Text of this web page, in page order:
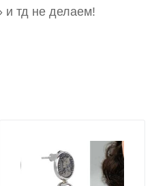
и тд не делаем!